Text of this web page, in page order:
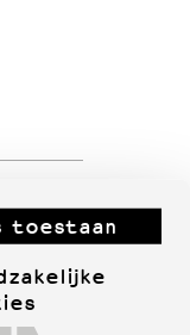
toestaan